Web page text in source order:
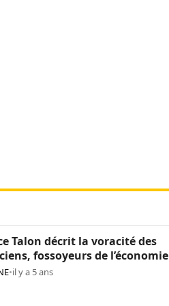
Talon décrit la voracité des
fossoyeurs de l’économie
•il y a 5 ans